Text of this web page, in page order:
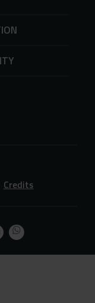
Credits